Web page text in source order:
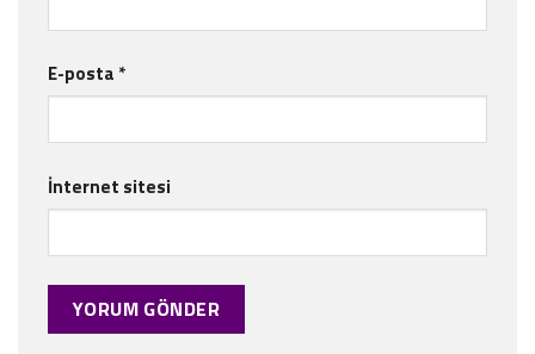
E-posta *
İnternet sitesi